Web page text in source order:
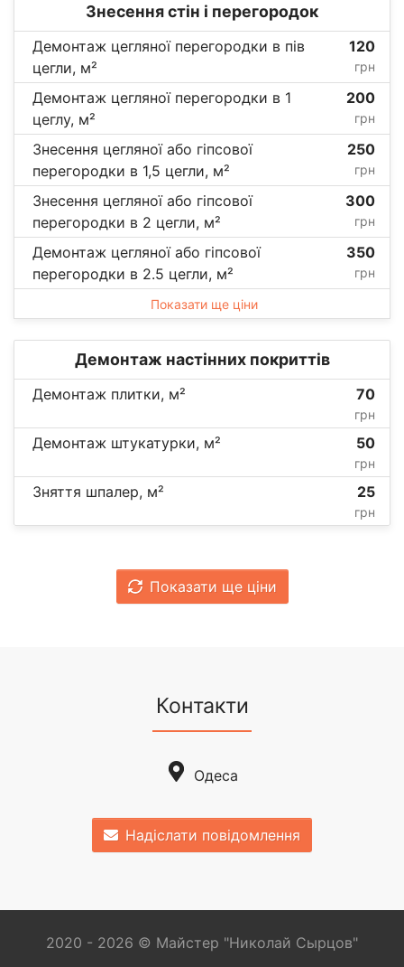
Знесення стін і перегородок
Демонтаж цегляної перегородки в пів
цегли, м²
120
грн
Демонтаж цегляної перегородки в 1
цеглу, м²
200
грн
Знесення цегляної або гіпсової
перегородки в 1,5 цегли, м²
250
грн
Знесення цегляної або гіпсової
перегородки в 2 цегли, м²
300
грн
Демонтаж цегляної або гіпсової
перегородки в 2.5 цегли, м²
350
грн
Показати ще ціни
Демонтаж настінних покриттів
Демонтаж плитки, м² 70
грн
Демонтаж штукатурки, м² 50
грн
Зняття шпалер, м² 25
грн
Показати ще ціни
Контакти
Одеса
Надіслати повідомлення
2020 - 2026 © Майстер "Николай Cырцов"